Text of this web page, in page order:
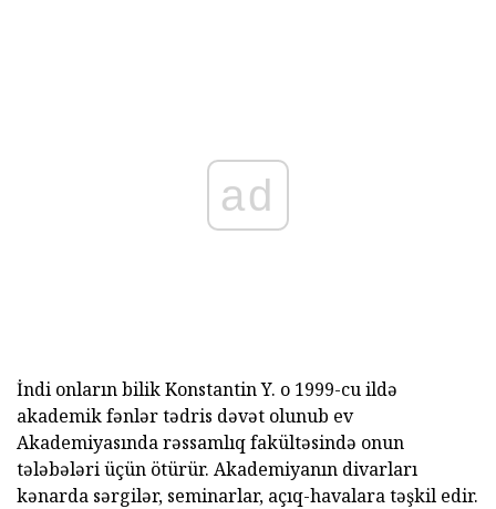
ad
İndi onların bilik Konstantin Y. o 1999-cu ildə
akademik fənlər tədris dəvət olunub ev
Akademiyasında rəssamlıq fakültəsində onun
tələbələri üçün ötürür. Akademiyanın divarları
kənarda sərgilər, seminarlar, açıq-havalara təşkil edir.